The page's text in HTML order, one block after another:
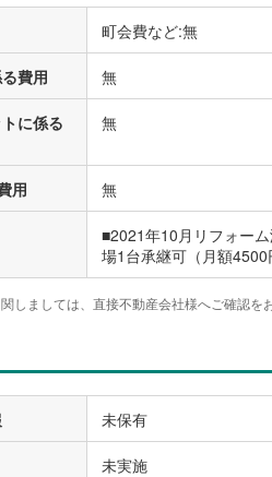
町会費など:無
費用 無
に係る
無
用 無
■2021年10月リフォー
場1台承継可（月額
しましては、直接不動産会社様へご確認を
未保有
未実施